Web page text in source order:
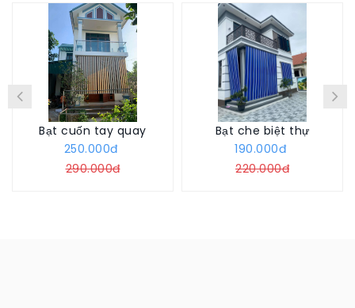
Bạt cuốn tay quay
250.000đ
290.000đ
Bạt che biệt thự
190.000đ
220.000đ